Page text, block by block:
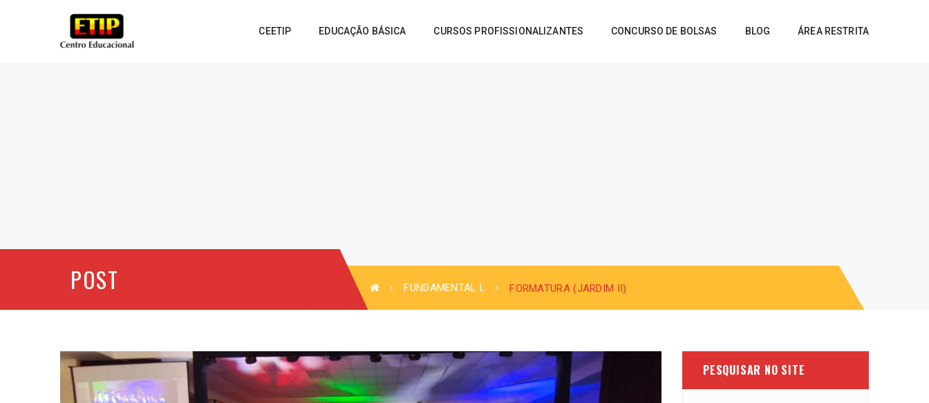
CEETIP EDUCAÇÃO BÁSICA CURSOS PROFISSIONALIZANTES CONCURSO DE BOLSAS BLOG ÁREA RESTRITA
POST FUNDAMENTAL L FORMATURA (JARDIM II)
PESQUISAR NO SITE